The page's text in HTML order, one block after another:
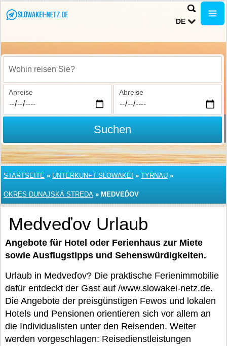
DE
Wohin reisen Sie?
Anreise Abreise
Suchen
STARTSEITE » UNTERKUNFT SLOWAKEI » TYRNAU »
OKRES DUNAJSKÁ STREDA » MEDVEĎOV
Medveďov Urlaub
Angebote für Hotel oder Ferienhaus zur Miete
sowie Ausflugstipps und Sehenswürdigkeiten.
Urlaub in Medveďov? Die praktische Ferienimmobilie
dafür entdeckt der Gast auf /www.slowakei-netz.de.
Die Angebote der preisgünstigen Fewos und lokalen
Hotels und Pensionen orientieren sich vor allem an
die Individualisten unter den Reisenden. Weiter
werden vorgeschlagen: Reisedienstleistungen